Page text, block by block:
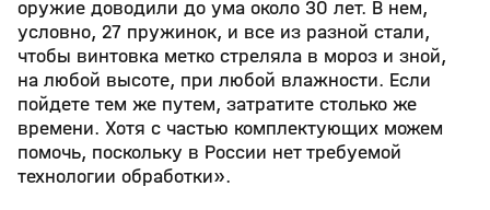
оружие доводили до ума около 30 лет. В нем,
условно, 27 пружинок, и все из разной стали,
чтобы винтовка метко стреляла в мороз и зной,
на любой высоте, при любой влажности. Если
пойдете тем же путем, затратите столько же
времени. Хотя с частью комплектующих можем
помочь, поскольку в России нет требуемой
технологии обработки».